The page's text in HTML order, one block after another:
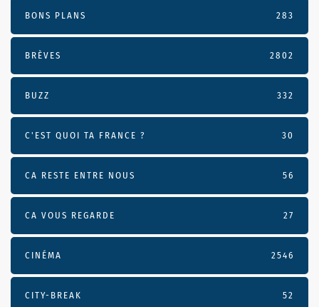
BONS PLANS 283
BRÈVES 2802
BUZZ 332
C'EST QUOI TA FRANCE ? 30
CA RESTE ENTRE NOUS 56
CA VOUS REGARDE 27
CINÉMA 2546
CITY-BREAK 52